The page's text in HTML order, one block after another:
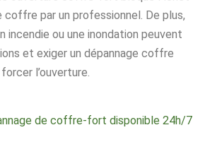
par un professionnel. De plus,
incendie ou une inondation peuvent
et exiger un dépannage coffre
l’ouverture.
de coffre-fort disponible 24h/7